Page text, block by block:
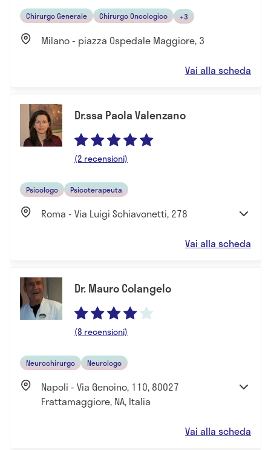
Chirurgo Generale Chirurgo Oncologico +3
Milano - piazza Ospedale Maggiore, 3
Vai alla scheda
Dr.ssa Paola Valenzano
(2 recensioni)
Psicologo Psicoterapeuta
Roma - Via Luigi Schiavonetti, 278
Vai alla scheda
Dr. Mauro Colangelo
(8 recensioni)
Neurochirurgo Neurologo
Napoli - Via Genoino, 110, 80027
Frattamaggiore, NA, Italia
Vai alla scheda